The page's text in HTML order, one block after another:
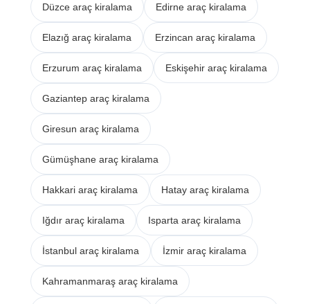
Düzce araç kiralama Edirne araç kiralama
Elazığ araç kiralama Erzincan araç kiralama
Erzurum araç kiralama Eskişehir araç kiralama
Gaziantep araç kiralama
Giresun araç kiralama
Gümüşhane araç kiralama
Hakkari araç kiralama Hatay araç kiralama
Iğdır araç kiralama Isparta araç kiralama
İstanbul araç kiralama İzmir araç kiralama
Kahramanmaraş araç kiralama